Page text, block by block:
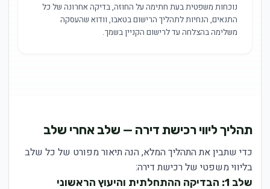
נוכחות משפטית בעת חתימה על החוזה, בדיקה אחרונה של כל
התנאים, הנחיות לתהליך הרישום בטאבו, וודוא שהעסקה
משלימה בהצלחה עד לרישום הקניין בשמך.
תהליך ליווי רכישת דירה — שלב אחרי שלב
כדי שתבין את התהליך המלא, הנה תיאור מפורט של כל שלב
בליווי משפטי של רכישת דירה:
שלב 1: הבדיקה ההתחלתית והיעוץ הראשוני